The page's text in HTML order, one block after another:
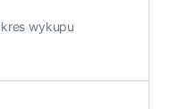
wykupu